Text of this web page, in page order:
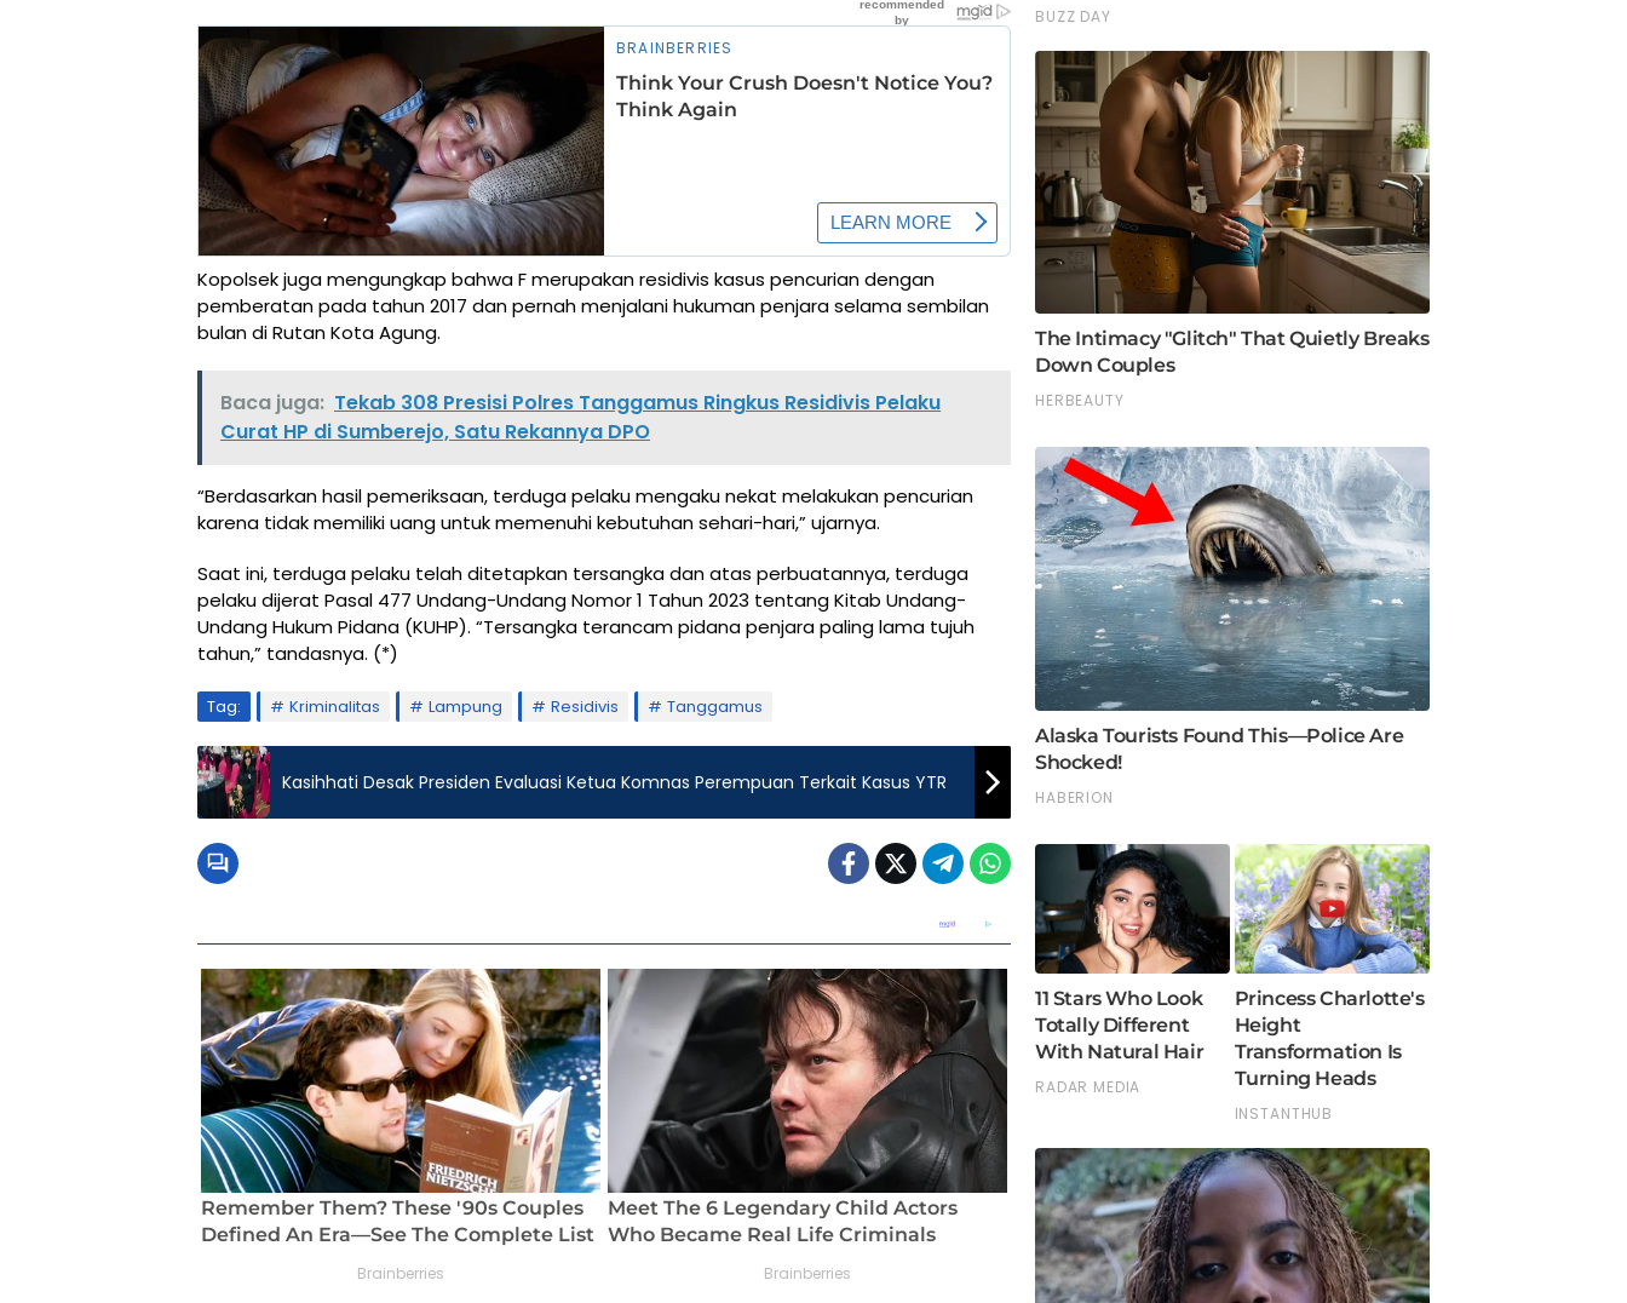
Kopolsek juga mengungkap bahwa F merupakan residivis kasus pencurian dengan
pemberatan pada tahun 2017 dan pernah menjalani hukuman penjara selama sembilan
bulan di Rutan Kota Agung.
Baca juga: Tekab 308 Presisi Polres Tanggamus Ringkus Residivis Pelaku
Curat HP di Sumberejo, Satu Rekannya DPO
“Berdasarkan hasil pemeriksaan, terduga pelaku mengaku nekat melakukan pencurian
karena tidak memiliki uang untuk memenuhi kebutuhan sehari-hari,” ujarnya.
Saat ini, terduga pelaku telah ditetapkan tersangka dan atas perbuatannya, terduga
pelaku dijerat Pasal 477 Undang-Undang Nomor 1 Tahun 2023 tentang Kitab Undang-
Undang Hukum Pidana (KUHP). “Tersangka terancam pidana penjara paling lama tujuh
tahun,” tandasnya. (*)
Tag: Kriminalitas Lampung Residivis Tanggamus
Kasihhati Desak Presiden Evaluasi Ketua Komnas Perempuan Terkait Kasus YTR